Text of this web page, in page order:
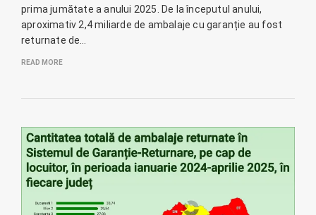
prima jumătate a anului 2025. De la începutul anului,
aproximativ 2,4 miliarde de ambalaje cu garanție au fost
returnate de…
READ MORE